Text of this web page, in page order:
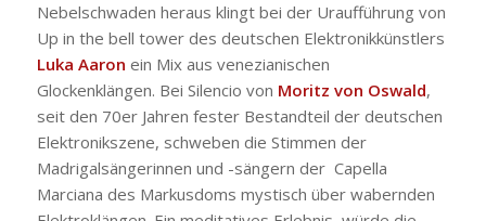
Nebelschwaden heraus klingt bei der Uraufführung von
Up in the bell towerdes deutschen Elektronikkünstlers
Luka Aaron ein Mix aus venezianischen
Glockenklängen. Bei Silencio von Moritz von Oswald,
seit den 70er Jahren fester Bestandteil der deutschen
Elektronikszene, schweben die Stimmen der
Madrigalsängerinnen und -sängern der Capella
Marciana des Markusdoms mystisch über wabernden